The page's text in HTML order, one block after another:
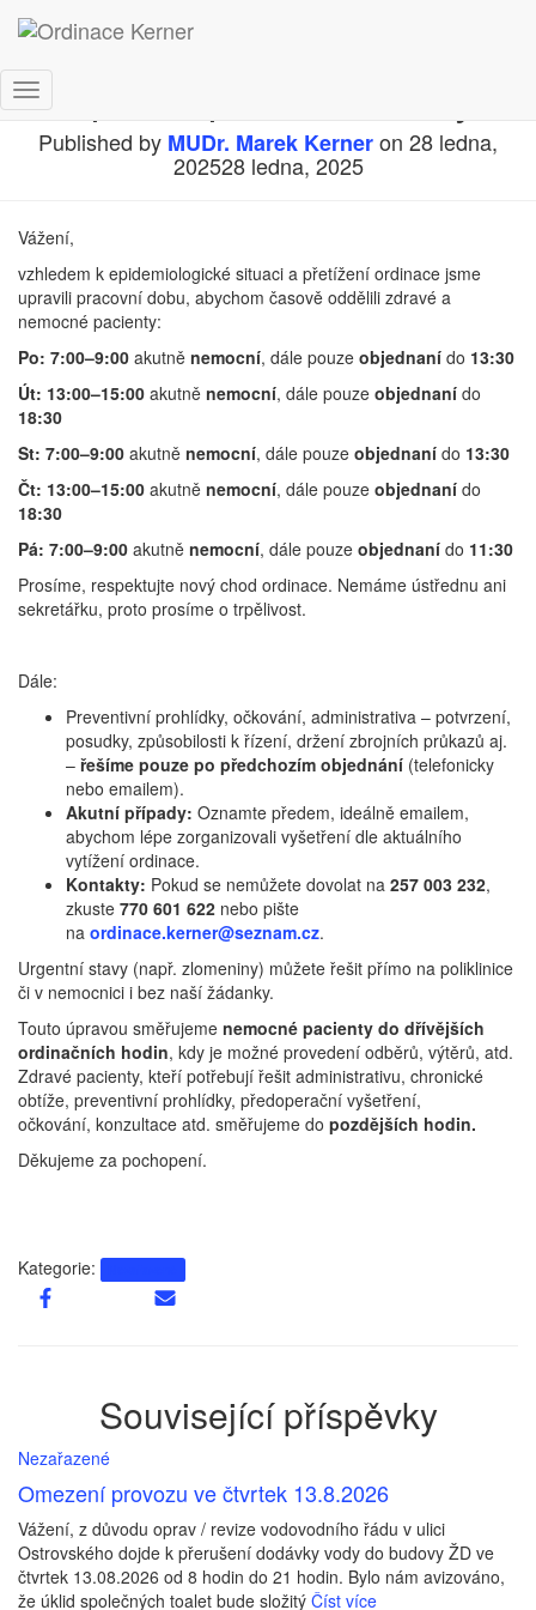
Přepnout
navigaci
Published by MUDr. Marek Kerneron 28 ledna,
202528 ledna, 2025
Vážení,
vzhledem k epidemiologické situaci a přetížení ordinace jsme
upravili pracovní dobu, abychom časově oddělili zdravé a
nemocné pacienty:
Po: 7:00–9:00 akutně nemocní, dále pouze objednaní do 13:30
Út: 13:00–15:00 akutně nemocní, dále pouze objednaní do
18:30
St: 7:00–9:00 akutně nemocní, dále pouze objednaní do 13:30
Čt: 13:00–15:00 akutně nemocní, dále pouze objednaní do
18:30
Pá: 7:00–9:00 akutně nemocní, dále pouze objednaní do 11:30
Prosíme, respektujte nový chod ordinace. Nemáme ústřednu ani
sekretářku, proto prosíme o trpělivost.
Dále:
Preventivní prohlídky, očkování, administrativa – potvrzení,
posudky, způsobilosti k řízení, držení zbrojních průkazů aj.
– řešíme pouze po předchozím objednání (telefonicky
nebo emailem).
Akutní případy: Oznamte předem, ideálně emailem,
abychom lépe zorganizovali vyšetření dle aktuálního
vytížení ordinace.
Kontakty: Pokud se nemůžete dovolat na 257 003 232,
zkuste 770 601 622 nebo pište
na ordinace.kerner@seznam.cz.
Urgentní stavy (např. zlomeniny) můžete řešit přímo na poliklinice
či v nemocnici i bez naší žádanky.
Touto úpravou směřujeme nemocné pacienty do dřívějších
ordinačních hodin, kdy je možné provedení odběrů, výtěrů, atd.
Zdravé pacienty, kteří potřebují řešit administrativu, chronické
obtíže, preventivní prohlídky, předoperační vyšetření,
očkování, konzultace atd. směřujeme do pozdějších hodin.
Děkujeme za pochopení.
Kategorie:
Související příspěvky
Nezařazené
Omezení provozu ve čtvrtek 13.8.2026
Vážení, z důvodu oprav / revize vodovodního řádu v ulici
Ostrovského dojde k přerušení dodávky vody do budovy ŽD ve
čtvrtek 13.08.2026 od 8 hodin do 21 hodin. Bylo nám avizováno,
že úklid společných toalet bude složitý Číst více